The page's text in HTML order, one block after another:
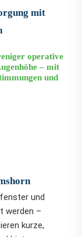
mit
operative
– mit
und
und
werden –
kurze,